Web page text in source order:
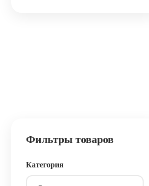
Фильтры товаров
Категория